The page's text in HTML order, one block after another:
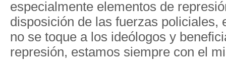
especialmente elementos de
disposición de las fuerzas policiales,
no se toque a los ideólogos y
represión, estamos siempre con el